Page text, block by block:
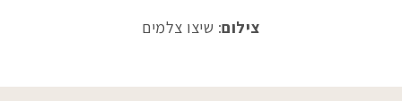
צילום: שיצו צלמים